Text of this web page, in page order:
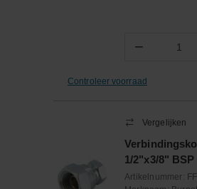
− Aantal
Controleer voorraad
Vergelijken
1/2"x3/8" BSP
Artikelnummer: